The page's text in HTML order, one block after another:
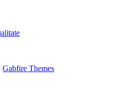
Gabfire Themes